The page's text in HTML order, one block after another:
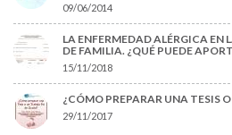
09/06/2014
LA ENFERMEDAD ALÉRGICA EN
DE FAMILIA. ¿QUÉ PUEDE
15/11/2018
¿CÓMO PREPARAR UNA TESIS
29/11/2017